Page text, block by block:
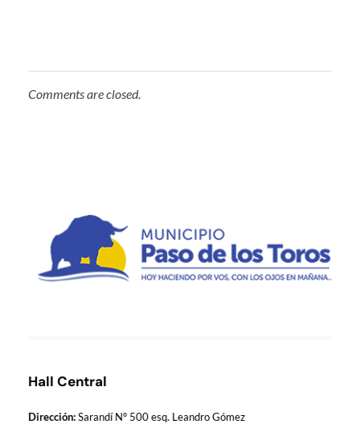
Comments are closed.
Hall Central
Dirección:Sarandí Nº 500 esq. Leandro Gómez